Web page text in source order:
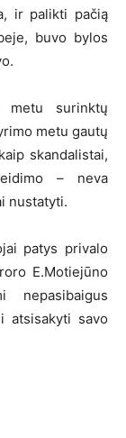
ir palikti pačią
buvo bylos
surinktų
metu gautų
skandalistai,
– neva
nustatyti.
patys privalo
E.Motiejūno
atsisakyti savo